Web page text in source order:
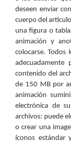
deseen enviar
cuerpo del
una figura o
animación y
colocarse. Todos
adecuadamente
contenido del
de 150 MB por
animación
electrónica de
archivos: puede
o crear una
íconos estándar